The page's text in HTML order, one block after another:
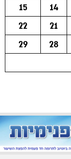
14
15
21
22
28
29